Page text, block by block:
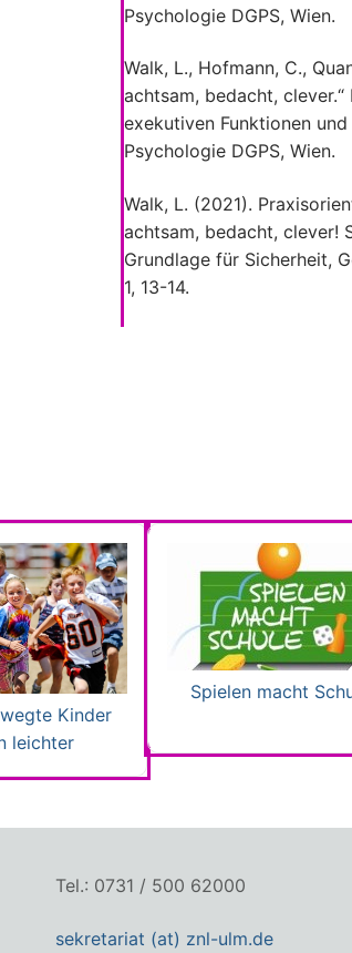
Psychologie DGPS, Wien.
Walk, L., Hofmann, C.,
achtsam, bedacht,
exekutiven Funktionen
Psychologie DGPS, Wien.
Walk, L. (2021).
achtsam, bedacht, clever!
Grundlage für Sicherheit,
1, 13-14.
Kinder
leichter
Spielen macht
Tel.: 0731 / 500 62000
sekretariat (at) znl-ulm.de